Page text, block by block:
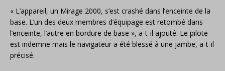
« L’appareil, un Mirage 2000, s’est crashé dans l’enceinte de la
base. L’un des deux membres d’équipage est retombé dans
l’enceinte, l’autre en bordure de base », a-t-il ajouté. Le pilote
est indemne mais le navigateur a été blessé à une jambe, a-t-il
précisé.